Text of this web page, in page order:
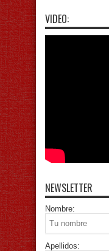
VIDEO:
NEWSLETTER
Nombre:
Apellidos: